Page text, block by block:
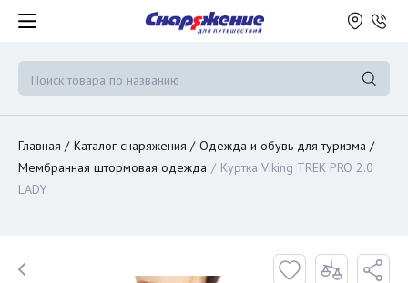
Главная Каталог снаряжения
Одежда и обувь для туризма
Мембранная штормовая одежда
Куртка Viking TREK PRO 2.0
LADY